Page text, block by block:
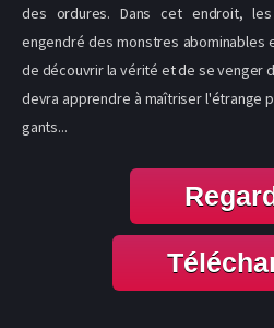
des ordures. Dans cet endroit,
engendré des monstres abominables
de découvrir la vérité et de se venger
devra apprendre à maîtriser l'étrange
gants...